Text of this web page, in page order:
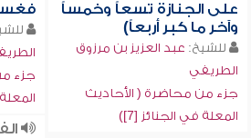
على الجنازة تسعاً وخمساً
وآخر ما كبر أربعاً)
للشيخ: عبد العزيز بن مرزوق
الطريفي
جزء من محاضرة ( الأحاديث
المعلة في الجنائز [7])
جزء